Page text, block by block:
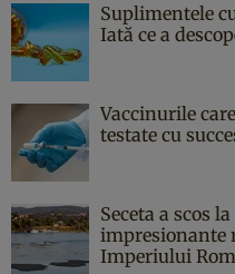
Suplimentele
Iată ce a
Vaccinurile
testate cu
Seceta a scos
impresionante
Imperiului